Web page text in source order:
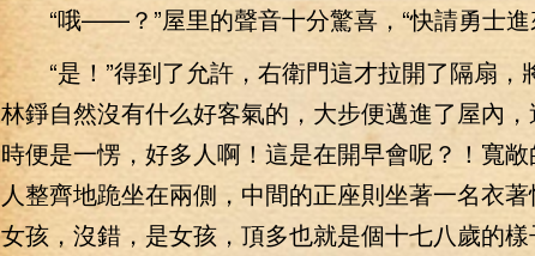
“哦——？”屋里的聲音十分驚喜，“快請勇士進
“是！”得到了允許，右衛門這才拉開了隔扇，將
林錚自然沒有什么好客氣的，大步便邁進了屋內
時便是一愣，好多人啊！這是在開早會呢？！寬
人整齊地跪坐在兩側，中間的正座則坐著一名衣
女孩，沒錯，是女孩，頂多也就是個十七八歲的